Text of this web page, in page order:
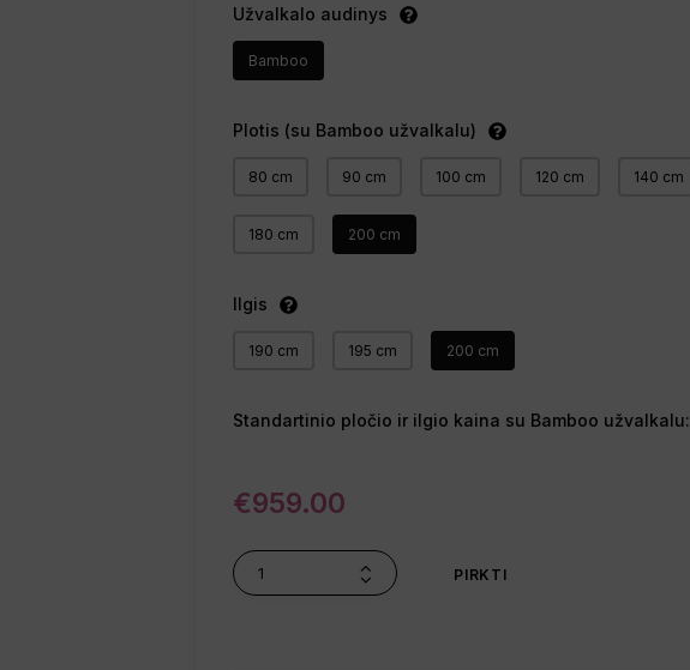
Užvalkalo audinys
Bamboo
Plotis (su Bamboo užvalkalu)
80 cm 90 cm 100 cm 120 cm 140 cm
180 cm 200 cm
Ilgis
190 cm 195 cm 200 cm
Standartinio pločio ir ilgio kaina su Bamboo užvalkalu:
€959.00
PIRKTI